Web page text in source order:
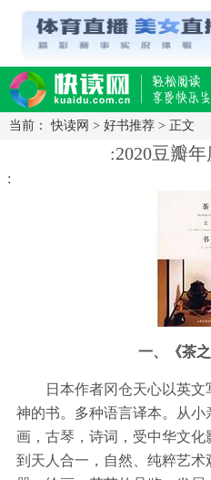
读网-轻松阅读,快乐生活移动版
当前：快读网 > 好书推荐 > 正文
:2020豆瓣
:
一、《茶
日本作者冈仓天心以英
神的书。多种语言译本。从小
画，古琴，诗词，受中华文
到天人合一，自然、纯粹艺